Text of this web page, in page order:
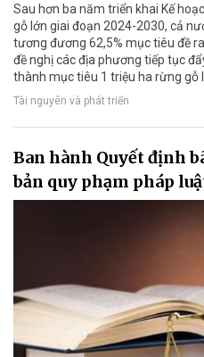
Sau hơn ba năm triển khai Kế
gỗ lớn giai đoạn 2024-2030, cả
tương đương 62,5% mục tiêu đề
đề nghị các địa phương tiếp tục
thành mục tiêu 1 triệu ha rừng gỗ
Tài nguyên và phát triển
Ban hành Quyết định
bản quy phạm pháp